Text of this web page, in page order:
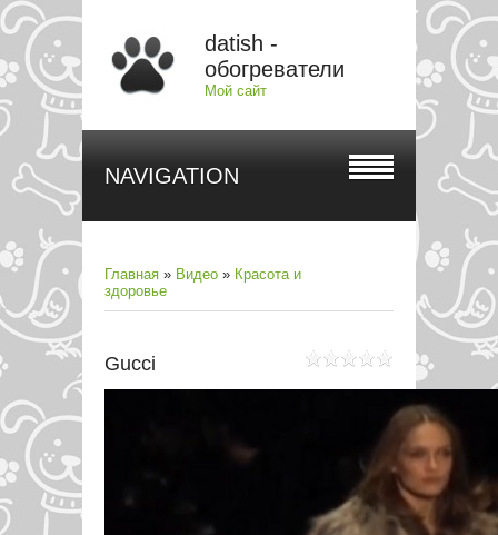
datish -
обогреватели
Мой сайт
NAVIGATION
Главная » Видео » Красота и
здоровье
Gucci